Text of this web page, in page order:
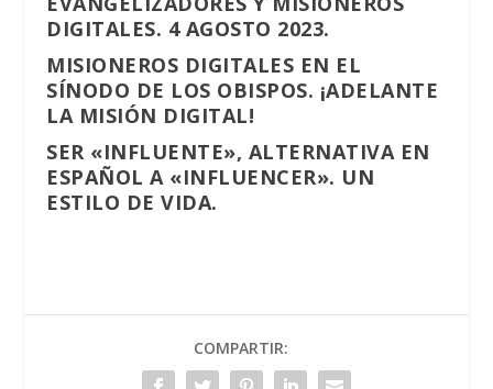
DIGITALES. 4 AGOSTO 2023.
MISIONEROS DIGITALES EN EL
SÍNODO DE LOS OBISPOS. ¡ADELANTE
LA MISIÓN DIGITAL!
SER «INFLUENTE», ALTERNATIVA EN
ESPAÑOL A «INFLUENCER». UN
ESTILO DE VIDA.
COMPARTIR: